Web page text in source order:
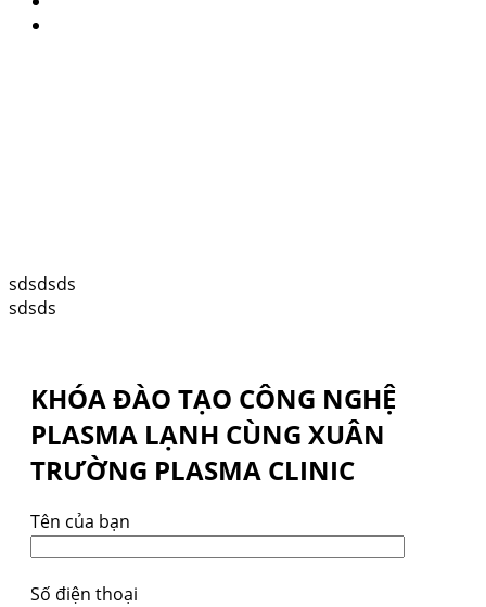
sdsdsds
sdsds
KHÓA ĐÀO TẠO CÔNG NGHỆ
PLASMA LẠNH CÙNG XUÂN
TRƯỜNG PLASMA CLINIC
Tên của bạn
Số điện thoại